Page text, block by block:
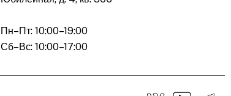
Пн–Пт: 10:00–19:00
Сб–Вс: 10:00–17:00